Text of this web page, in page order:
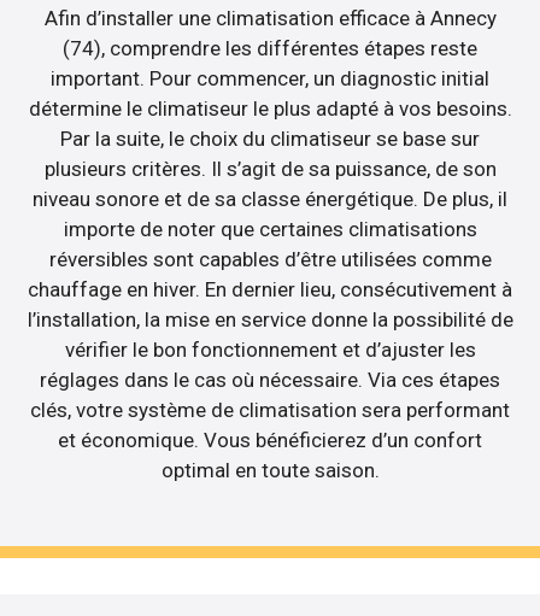
Afin d’installer une climatisation efficace à Annecy
(74), comprendre les différentes étapes reste
important. Pour commencer, un diagnostic initial
détermine le climatiseur le plus adapté à vos besoins.
Par la suite, le choix du climatiseur se base sur
plusieurs critères. Il s’agit de sa puissance, de son
niveau sonore et de sa classe énergétique. De plus, il
importe de noter que certaines climatisations
réversibles sont capables d’être utilisées comme
chauffage en hiver. En dernier lieu, consécutivement à
l’installation, la mise en service donne la possibilité de
vérifier le bon fonctionnement et d’ajuster les
réglages dans le cas où nécessaire. Via ces étapes
clés, votre système de climatisation sera performant
et économique. Vous bénéficierez d’un confort
optimal en toute saison.